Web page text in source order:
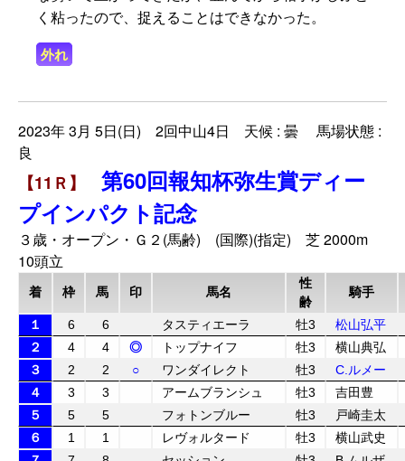
く粘ったので、捉えることはできなかった。
外れ
2023年 3月 5日(日) 2回中山4日 天候 : 曇 馬場状態 :
良
【11Ｒ】 第60回報知杯弥生賞ディー
プインパクト記念
３歳・オープン・Ｇ２(馬齢) (国際)(指定) 芝 2000m
10頭立
着 枠 馬 印 馬名
性
齢
騎手
１ 6 6 タスティエーラ 牡3
松山弘平
２
4 4 ◎ トップナイフ 牡3
横山典弘
３
2 2 ○ ワンダイレクト 牡3
C.ルメー
４
3 3 アームブランシュ 牡3
吉田豊
５
5 5 フォトンブルー 牡3
戸崎圭太
６
1 1 レヴォルタード 牡3
横山武史